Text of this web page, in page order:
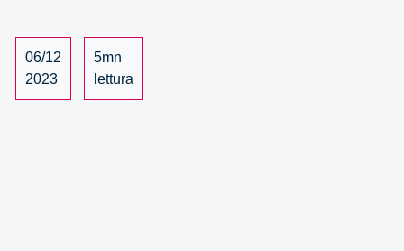
di
06/12
2023
5mn
lettura